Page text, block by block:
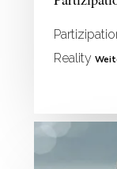
Reality